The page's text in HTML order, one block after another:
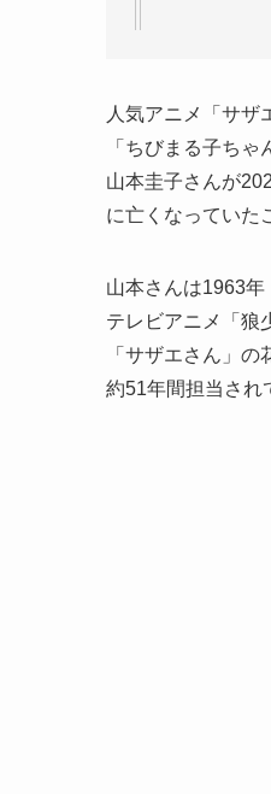
人気アニメ「サザ
「ちびまる子ち
山本圭子さんが
に亡くなっていた
山本さんは1963年
テレビアニメ「狼
「サザエさん」
約51年間担当され